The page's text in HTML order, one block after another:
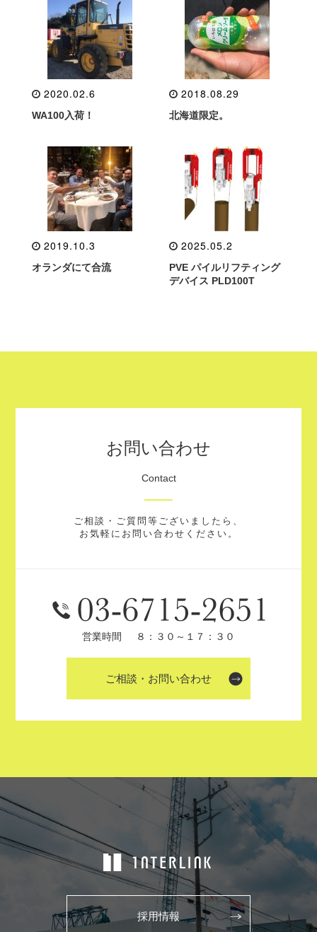
2020.02.6
WA100入荷！
2018.08.29
北海道限定。
2019.10.3
オランダにて合流
2025.05.2
PVE パイルリフティング
デバイス PLD100T
お問い合わせ
Contact
ご相談・ご質問等ございましたら、
お気軽にお問い合わせください。
営業時間 ８：３０～１７：３０
ご相談・お問い合わせ
採用情報